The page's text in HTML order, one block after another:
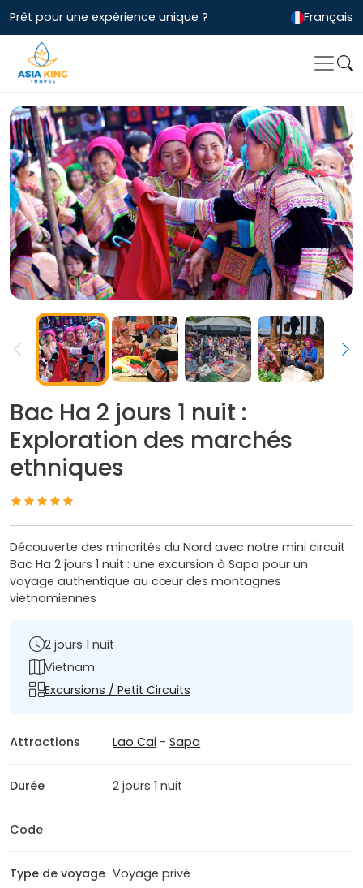
Prêt pour une expérience unique ? Français
Bac Ha 2 jours 1 nuit :
Exploration des marchés
ethniques
Découverte des minorités du Nord avec notre mini circuit
Bac Ha 2 jours 1 nuit : une excursion à Sapa pour un
voyage authentique au cœur des montagnes
vietnamiennes
2 jours 1 nuit
Vietnam
Excursions / Petit Circuits
Attractions Lao Cai -Sapa
Durée 2 jours 1 nuit
Code
Type de voyage Voyage privé